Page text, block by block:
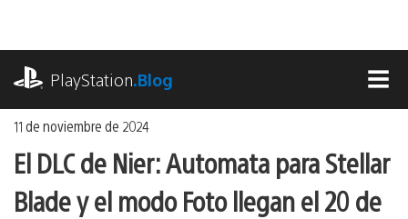
contenido
PlayStation.Blog
11 de noviembre de 2024
El DLC de Nier: Automata para Stellar
Blade y el modo Foto llegan el 20 de